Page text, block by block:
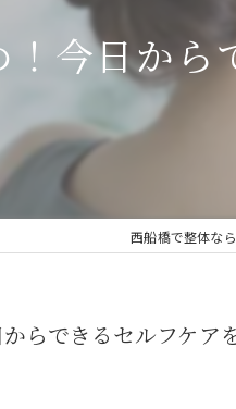
に合ったコースの選び方
手
膝、足
今日か
西船橋で整体な
らできるセルフケア